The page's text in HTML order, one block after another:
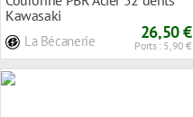
Kawasaki
La Bécanerie 26,50 €
Ports : 5,90 €